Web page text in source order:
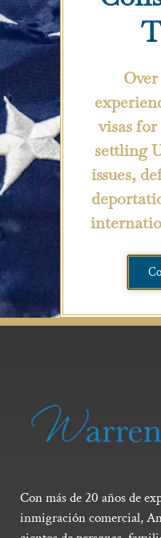
visas
settling
issues,
Con más de 20 años de
inmigración comercial,